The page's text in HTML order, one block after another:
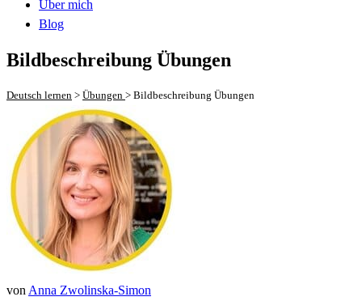
Über mich
Blog
Bildbeschreibung Übungen
Deutsch lernen > Übungen > Bildbeschreibung Übungen
von Anna Zwolinska-Simon